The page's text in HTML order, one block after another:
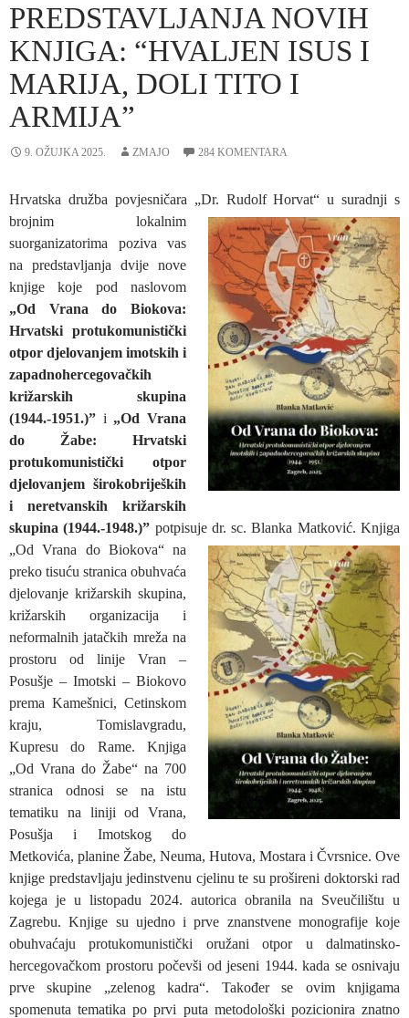
PREDSTAVLJANJA NOVIH
KNJIGA: “HVALJEN ISUS I
MARIJA, DOLI TITO I
ARMIJA”
9. OŽUJKA 2025. ZMAJO 284 KOMENTARA
Hrvatska družba povjesničara „Dr. Rudolf Horvat“ u suradnji s
brojnim lokalnim
suorganizatorima poziva vas
na predstavljanja dvije nove
knjige koje pod naslovom
„Od Vrana do Biokova:
Hrvatski protukomunistički
otpor djelovanjem imotskih i
zapadnohercegovačkih
križarskih skupina
(1944.-1951.)” i „Od Vrana
do Žabe: Hrvatski
protukomunistički otpor
djelovanjem širokobrijeških
i neretvanskih križarskih
skupina (1944.-1948.)” potpisuje dr. sc. Blanka Matković. Knjiga
„Od Vrana do Biokova“ na
preko tisuću stranica obuhvaća
djelovanje križarskih skupina,
križarskih organizacija i
neformalnih jatačkih mreža na
prostoru od linije Vran –
Posušje – Imotski – Biokovo
prema Kamešnici, Cetinskom
kraju, Tomislavgradu,
Kupresu do Rame. Knjiga
„Od Vrana do Žabe“ na 700
stranica odnosi se na istu
tematiku na liniji od Vrana,
Posušja i Imotskog do
Metkovića, planine Žabe, Neuma, Hutova, Mostara i Čvrsnice. Ove
knjige predstavljaju jedinstvenu cjelinu te su prošireni doktorski rad
kojega je u listopadu 2024. autorica obranila na Sveučilištu u
Zagrebu. Knjige su ujedno i prve znanstvene monografije koje
obuhvaćaju protukomunistički oružani otpor u dalmatinsko-
hercegovačkom prostoru počevši od jeseni 1944. kada se osnivaju
prve skupine „zelenog kadra“. Također se ovim knjigama
spomenuta tematika po prvi puta metodološki pozicionira znatno